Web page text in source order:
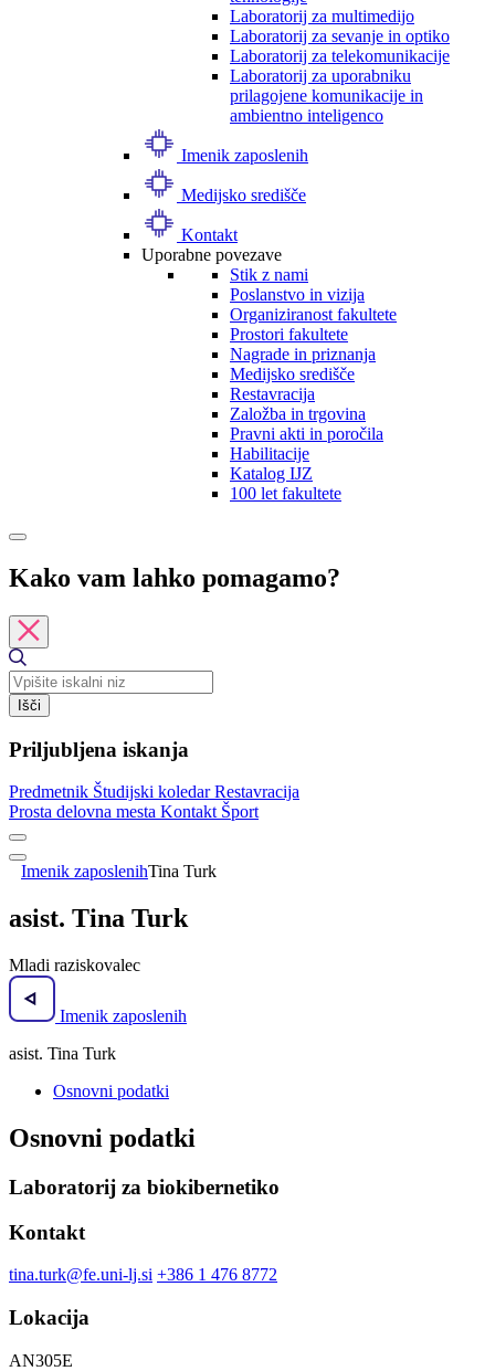
Laboratorij za multimedijo
Laboratorij za sevanje in optiko
Laboratorij za telekomunikacije
Laboratorij za uporabniku
prilagojene komunikacije in
ambientno inteligenco
Imenik zaposlenih
Medijsko središče
Kontakt
Uporabne povezave
Stik z nami
Poslanstvo in vizija
Organiziranost fakultete
Prostori fakultete
Nagrade in priznanja
Medijsko središče
Restavracija
Založba in trgovina
Pravni akti in poročila
Habilitacije
Katalog IJZ
100 let fakultete
Kako vam lahko pomagamo?
Išči
Priljubljena iskanja
Predmetnik Študijski koledarRestavracija
Prosta delovna mesta Kontakt Šport
Imenik zaposlenihTina Turk
asist. Tina Turk
Mladi raziskovalec
Imenik zaposlenih
asist. Tina Turk
Osnovni podatki
Osnovni podatki
Laboratorij za biokibernetiko
Kontakt
tina.turk@fe.uni-lj.si +386 1 476 8772
Lokacija
AN305E